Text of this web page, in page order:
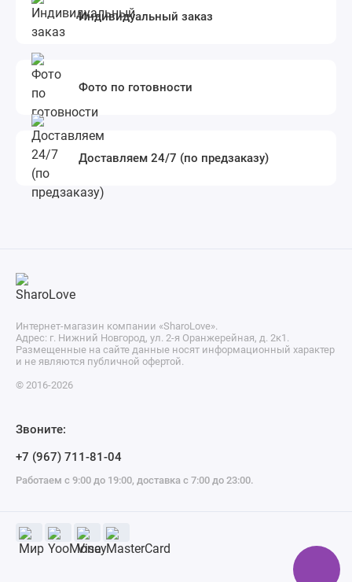
Индивидуальный заказ
Фото по готовности
Доставляем 24/7 (по предзаказу)
Интернет-магазин компании «SharoLove».
Адрес: г. Нижний Новгород, ул. 2-я Оранжерейная, д. 2к1.
Размещенные на сайте данные носят информационный характер
и не являются публичной офертой.
© 2016-2026
Звоните:
+7 (967) 711-81-04
Работаем с 9:00 до 19:00, доставка с 7:00 до 23:00.